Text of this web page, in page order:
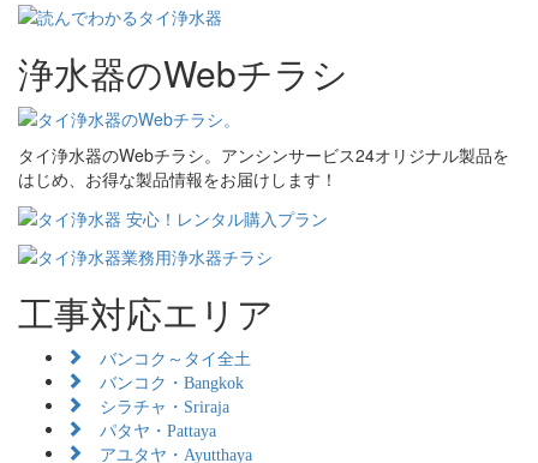
浄水器のWebチラシ
タイ浄水器のWebチラシ。アンシンサービス24オリジナル製品を
はじめ、お得な製品情報をお届けします！
工事対応エリア
バンコク～タイ全土
バンコク・Bangkok
シラチャ・Sriraja
パタヤ・Pattaya
アユタヤ・Ayutthaya